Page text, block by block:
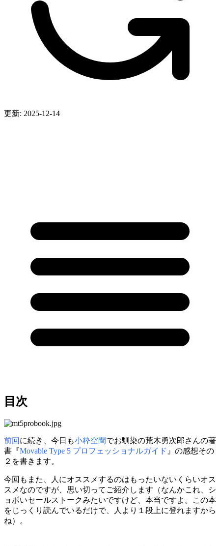
更新: 2025-12-14
目次
前回 に続き、今日も小粋空間でお馴染の荒木勇次郎さんの著
書『Movable Type 5 プロフェッショナルガイド 』の感想その
２を書きます。
今回もまた、人にオススメするのはもったいないくらいオス
スメなのですが、思い切ってご紹介します（なんかこれ、シ
ョボいセールストークみたいですけど、本当ですよ。この本
をじっくり読んでいるだけで、人より１段上に登れますから
ね）。